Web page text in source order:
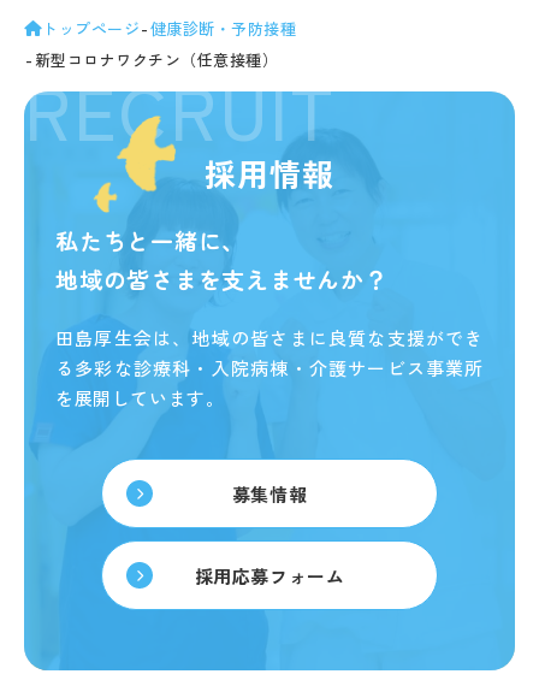
トップページ 健康診断・予防接種
新型コロナワクチン（任意接種）
RECRUIT
採用情報
私たちと一緒に、
地域の皆さまを支えませんか？
田島厚生会は、地域の皆さまに良質な支援ができ
る多彩な診療科・入院病棟・介護サービス事業所
を展開しています。
募集情報
採用応募フォーム